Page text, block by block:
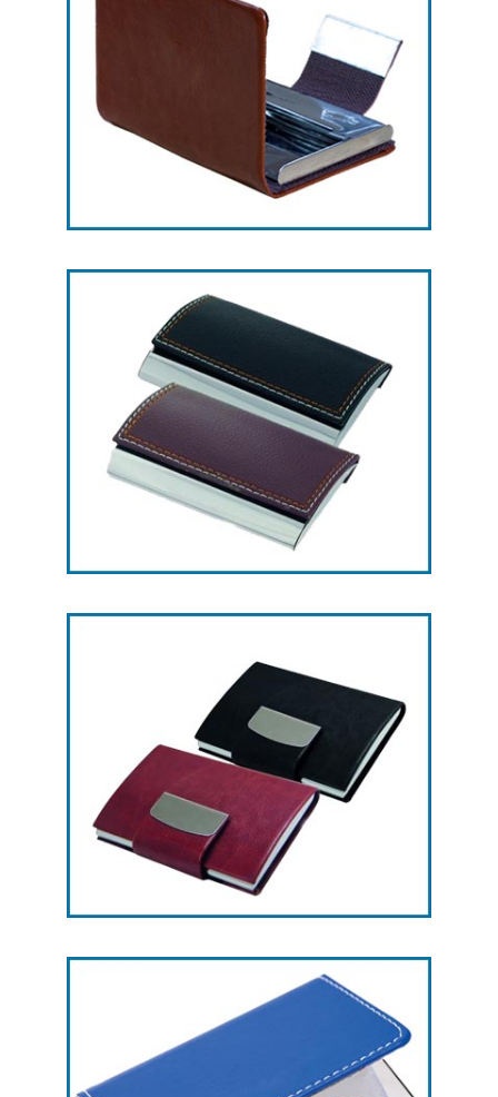
هدایای تبلیغاتی جاکارتی -- کد L24
هدایای تبلیغاتی جاکارتی -- کد L31
هدایای تبلیغاتی جاکارتی -- کد L30